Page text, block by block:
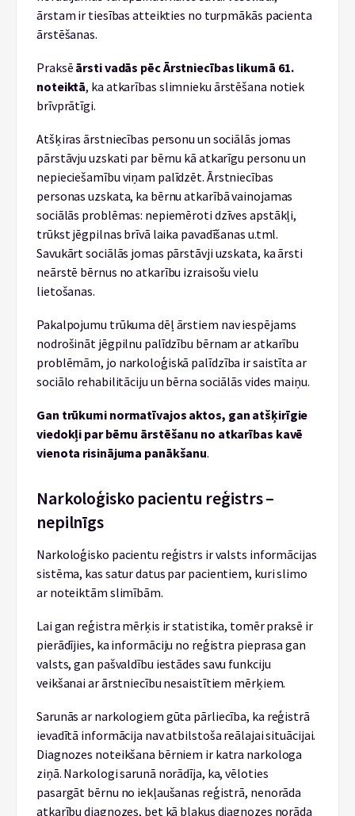
ārstam ir tiesības atteikties no turpmākās pacienta
ārstēšanas.
Praksē ārsti vadās pēc Ārstniecības likumā 61.
noteiktā, ka atkarības slimnieku ārstēšana notiek
brīvprātīgi.
Atšķiras ārstniecības personu un sociālās jomas
pārstāvju uzskati par bērnu kā atkarīgu personu un
nepieciešamību viņam palīdzēt. Ārstniecības
personas uzskata, ka bērnu atkarībā vainojamas
sociālās problēmas: nepiemēroti dzīves apstākļi,
trūkst jēgpilnas brīvā laika pavadīšanas u.tml.
Savukārt sociālās jomas pārstāvji uzskata, ka ārsti
neārstē bērnus no atkarību izraisošu vielu
lietošanas.
Pakalpojumu trūkuma dēļ ārstiem nav iespējams
nodrošināt jēgpilnu palīdzību bērnam ar atkarību
problēmām, jo narkoloģiskā palīdzība ir saistīta ar
sociālo rehabilitāciju un bērna sociālās vides maiņu.
Gan trūkumi normatīvajos aktos, gan atšķirīgie
viedokļi par bērnu ārstēšanu no atkarības kavē
vienota risinājuma panākšanu.
Narkoloģisko pacientu reģistrs –
nepilnīgs
Narkoloģisko pacientu reģistrs ir valsts informācijas
sistēma, kas satur datus par pacientiem, kuri slimo
ar noteiktām slimībām.
Lai gan reģistra mērķis ir statistika, tomēr praksē ir
pierādījies, ka informāciju no reģistra pieprasa gan
valsts, gan pašvaldību iestādes savu funkciju
veikšanai ar ārstniecību nesaistītiem mērķiem.
Sarunās ar narkologiem gūta pārliecība, ka reģistrā
ievadītā informācija nav atbilstoša reālajai situācijai.
Diagnozes noteikšana bērniem ir katra narkologa
ziņā. Narkologi sarunā norādīja, ka, vēloties
pasargāt bērnu no iekļaušanas reģistrā, nenorāda
atkarību diagnozes, bet kā blakus diagnozes norāda